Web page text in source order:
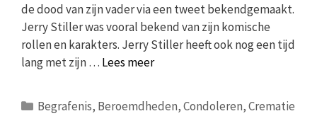
de dood van zijn vader via een tweet bekendgemaakt.
Jerry Stiller was vooral bekend van zijn komische
rollen en karakters. Jerry Stiller heeft ook nog een tijd
lang met zijn … Lees meer
Categorieën
Begrafenis, Beroemdheden,Condoleren,Crematie